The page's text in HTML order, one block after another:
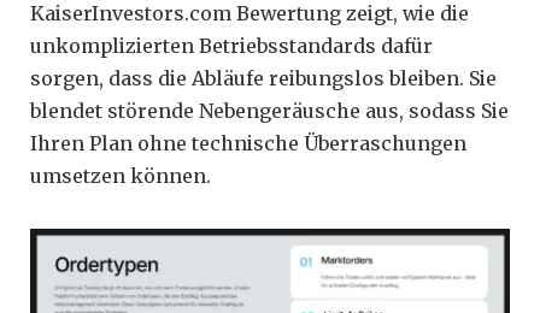
KaiserInvestors.com Bewertung zeigt, wie die
unkomplizierten Betriebsstandards dafür
sorgen, dass die Abläufe reibungslos bleiben. Sie
blendet störende Nebengeräusche aus, sodass Sie
Ihren Plan ohne technische Überraschungen
umsetzen können.